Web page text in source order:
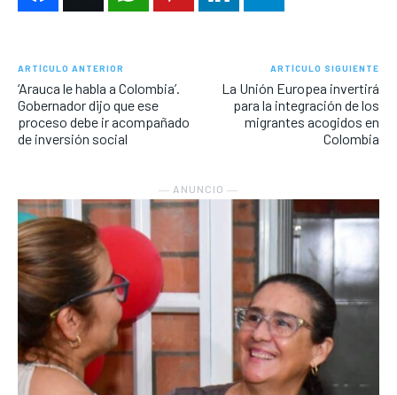
ARTÍCULO ANTERIOR
‘Arauca le habla a Colombia’.
Gobernador dijo que ese
proceso debe ir acompañado
de inversión social
ARTÍCULO SIGUIENTE
La Unión Europea invertirá
para la integración de los
migrantes acogidos en
Colombia
― ANUNCIO ―